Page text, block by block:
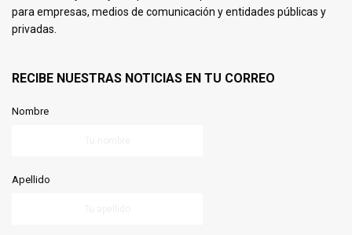
para empresas, medios de comunicación y entidades públicas y
privadas.
RECIBE NUESTRAS NOTICIAS EN TU CORREO
Nombre
Apellido